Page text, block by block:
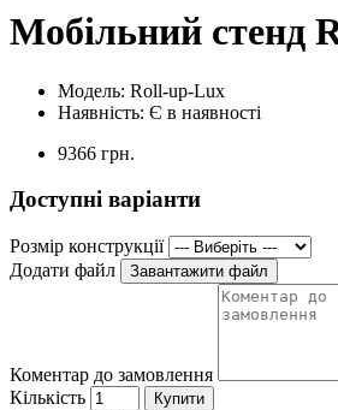
Мобільний стенд
Модель: Roll-up-Lux
Наявність: Є в наявності
9366 грн.
Доступні варіанти
Розмір конструкції
Додати файл
Завантажити файл
Коментар до замовлення
Кількість
Купити